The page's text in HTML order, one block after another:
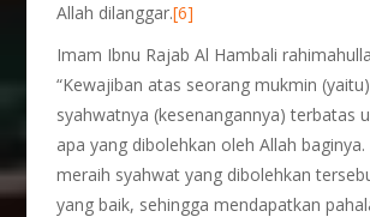
Allah dilanggar.[6]
Imam Ibnu Rajab Al Hambali
“Kewajiban atas seorang mukmin
syahwatnya (kesenangannya) terbatas
apa yang dibolehkan oleh Allah baginya.
meraih syahwat yang dibolehkan
yang baik, sehingga mendapatkan